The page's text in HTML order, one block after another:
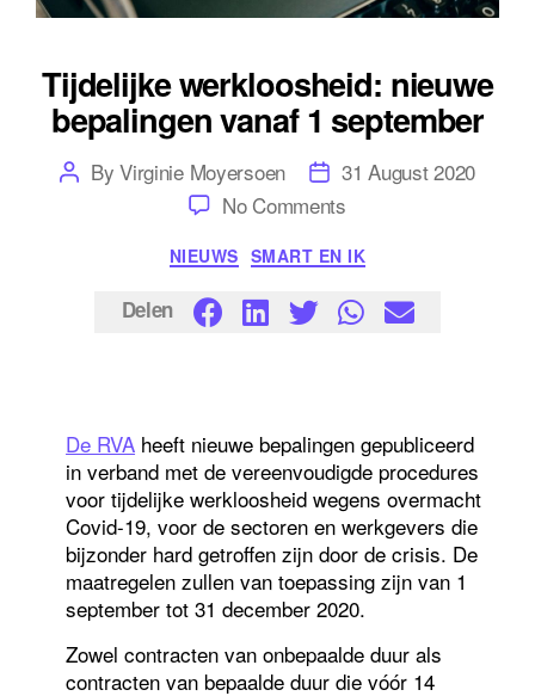
Tijdelijke werkloosheid: nieuwe
bepalingen vanaf 1 september
Post
author
ByVirginie Moyersoen Post
date
31 August 2020
No Commentson
werkloosheid:
nieuwe
vanaf
1
Categories
NIEUWS SMART EN IK
Delen
De RVA heeft nieuwe bepalingen gepubliceerd
in verband met de vereenvoudigde procedures
voor tijdelijke werkloosheid wegens overmacht
Covid-19, voor de sectoren en werkgevers die
bijzonder hard getroffen zijn door de crisis. De
maatregelen zullen van toepassing zijn van 1
september tot 31 december 2020.
Zowel contracten van onbepaalde duur als
contracten van bepaalde duur die vóór 14